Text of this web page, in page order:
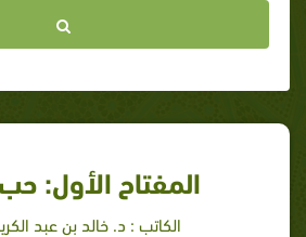
المفتاح الأول:
الكاتب : د. خالد بن عبد